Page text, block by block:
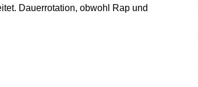
Dauerrotation, obwohl Rap und